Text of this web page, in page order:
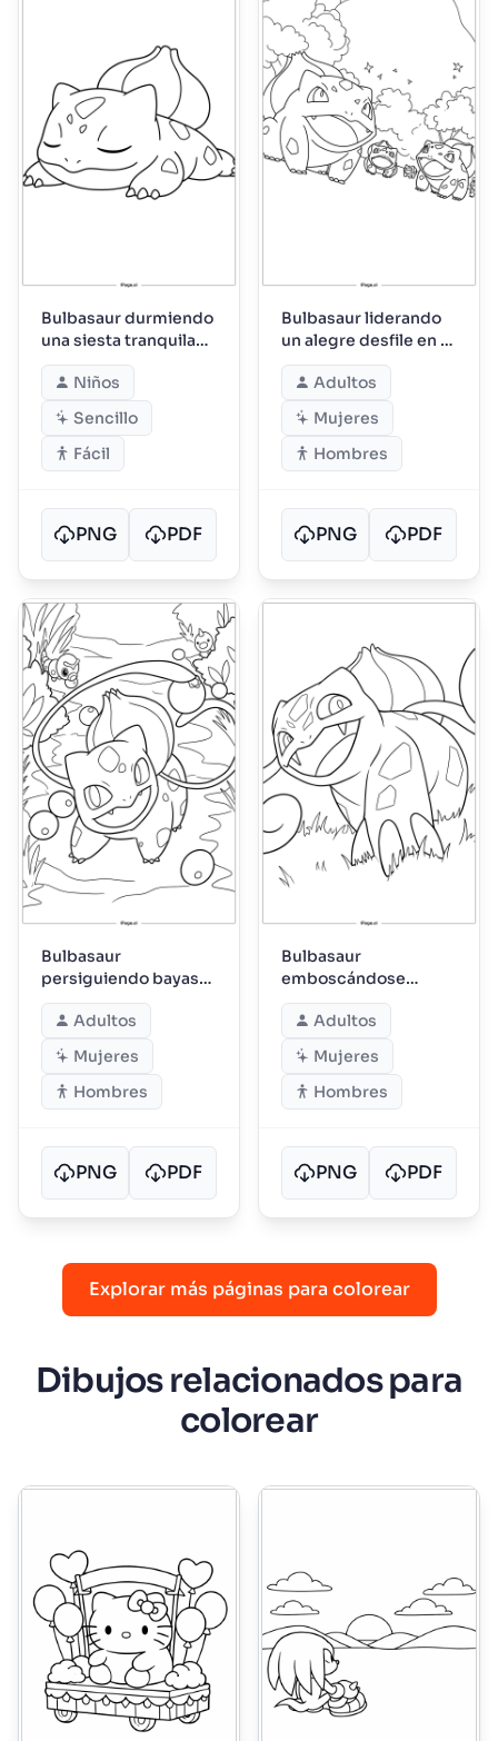
Bulbasaur durmiendo
una siesta tranquila
por la tarde
Niños
Sencillo
Fácil
PNG PDF
Bulbasaur liderando
un alegre desfile en el
bosque
Adultos
Mujeres
Hombres
PNG PDF
Bulbasaur
persiguiendo bayas
mientras los amigos
del bosque observan
Adultos
Mujeres
Hombres
PNG PDF
Bulbasaur
emboscándose
juguetonamente
entre la hierba alta
Adultos
Mujeres
Hombres
PNG PDF
Explorar más páginas para colorear
Dibujos relacionados para
colorear